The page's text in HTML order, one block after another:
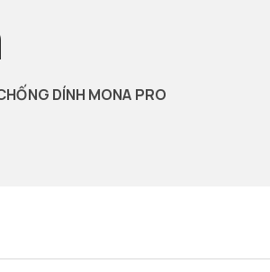
DÍNH MONA PRO